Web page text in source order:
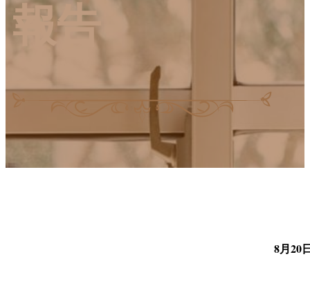
報告
8月20